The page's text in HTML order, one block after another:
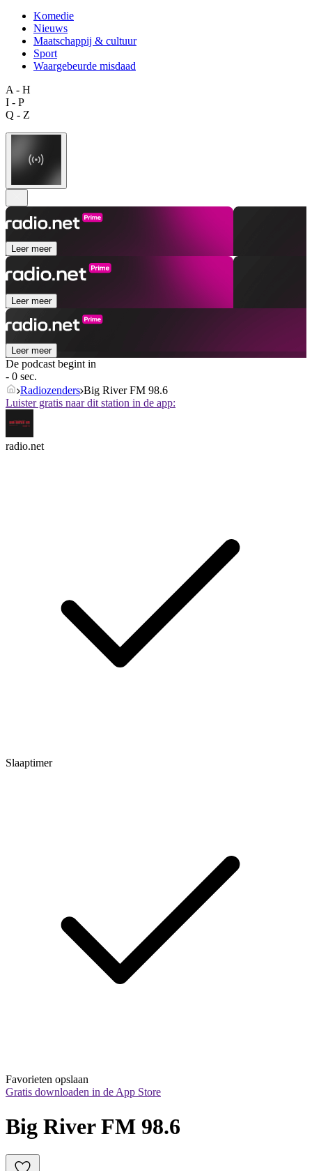
Komedie
Nieuws
Maatschappij & cultuur
Sport
Waargebeurde misdaad
A - H
I - P
Q - Z
Leer meer
Leer meer
Leer meer
De podcast begint in
- 0 sec.
Radiozenders Big River FM 98.6
Luister gratis naar dit station in de app:
radio.net
Slaaptimer
Favorieten opslaan
Gratis downloaden in de App Store
Big River FM 98.6